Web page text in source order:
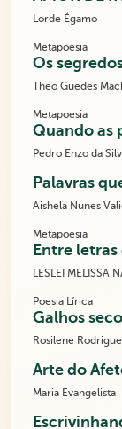
Lorde Égamo
Metapoesia
Os
Theo Guedes
Metapoesia
Quando as
Pedro Enzo da
Palavras
Aishela Nunes
Metapoesia
Entre
LESLEI MELISSA
Poesia Lírica
Galhos
Rosilene
Arte do
Maria Evangelista